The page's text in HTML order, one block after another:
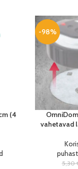
(4
-98%
vahetavad
5,30